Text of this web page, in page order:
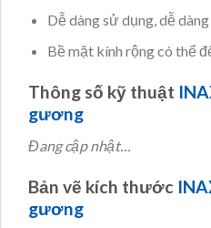
Dễ dàng sử dụng, dễ dàng
Bề mặt kính rộng có thể
Thông số kỹ thuật
gương
Đang cập nhật…
Bản vẽ kích thước
gương